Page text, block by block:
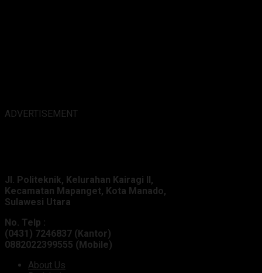
ADVERTISEMENT
Jl. Politeknik, Kelurahan Kairagi II,
Kecamatan Mapanget, Kota Manado,
Sulawesi Utara
No. Telp :
(0431) 7246837 (Kantor)
0882022399555 (Mobile)
About Us